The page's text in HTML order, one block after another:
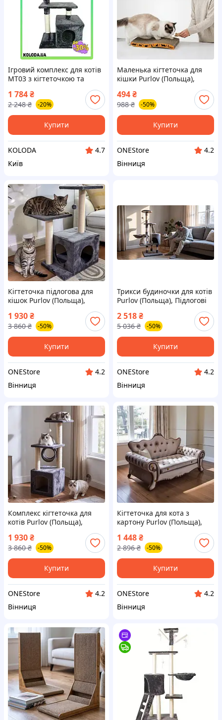
Ігровий комплекс для котів
MT03 з кігтеточкою та
будиночком багаторівневий
будиночок для відпочинку
ігор і догляду
1 784₴
2 248 ₴ -20%
Купити
KOLODA
4.7
Київ
Маленька кігтеточка для
кішки Purlov (Польща),
котів, Кігтеточка кутик,
Кігтеточка для кота, TFF
494₴
988 ₴ -50%
Купити
ONEStore
4.2
Вінниця
Кігтеточка підлогова для
кішок Purlov (Польща),
кішки, Великі кігтеточки
для кішок, TFF
1 930₴
3 860 ₴ -50%
Купити
ONEStore
4.2
Вінниця
Трикси будиночки для котів
Purlov (Польща), Підлогові
Комплекс для великих котів,
TFF
2 518₴
5 036 ₴ -50%
Купити
ONEStore
4.2
Вінниця
Комплекс кігтеточка для
котів Purlov (Польща),
Кігтеточка будиночок для
кішки, Будиночок
кігтеточка кішка, TFF
1 930₴
3 860 ₴ -50%
Купити
ONEStore
4.2
Вінниця
Кігтеточка для кота з
картону Purlov (Польща),
Котячі кігтеточки, Підлогові
кігтеточки для котів,
Картонна кігтедралка, TFF
1 448₴
2 896 ₴ -50%
Купити
ONEStore
4.2
Вінниця